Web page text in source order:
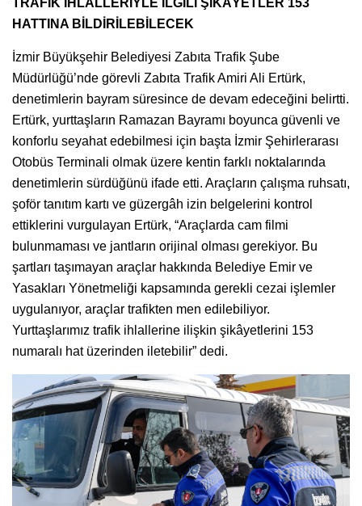
HATTINA BİLDİRİLEBİLECEK
İzmir Büyükşehir Belediyesi Zabıta Trafik Şube
Müdürlüğü’nde görevli Zabıta Trafik Amiri Ali Ertürk,
denetimlerin bayram süresince de devam edeceğini belirtti.
Ertürk, yurttaşların Ramazan Bayramı boyunca güvenli ve
konforlu seyahat edebilmesi için başta İzmir Şehirlerarası
Otobüs Terminali olmak üzere kentin farklı noktalarında
denetimlerin sürdüğünü ifade etti. Araçların çalışma ruhsatı,
şoför tanıtım kartı ve güzergâh izin belgelerini kontrol
ettiklerini vurgulayan Ertürk, “Araçlarda cam filmi
bulunmaması ve jantların orijinal olması gerekiyor. Bu
şartları taşımayan araçlar hakkında Belediye Emir ve
Yasakları Yönetmeliği kapsamında gerekli cezai işlemler
uygulanıyor, araçlar trafikten men edilebiliyor.
Yurttaşlarımız trafik ihlallerine ilişkin şikâyetlerini 153
numaralı hat üzerinden iletebilir” dedi.